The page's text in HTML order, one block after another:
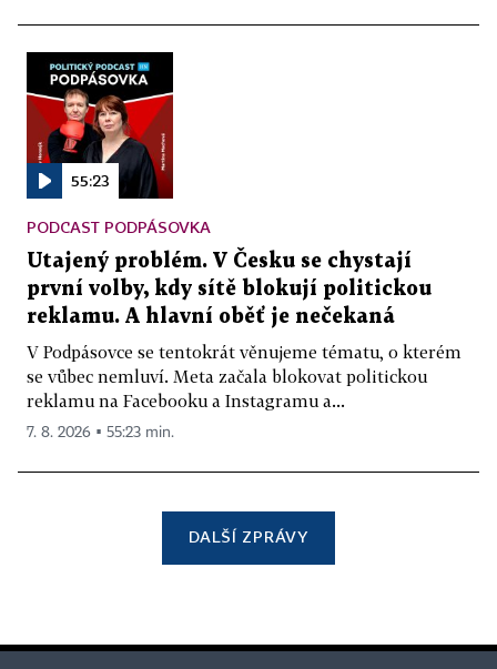
55:23
PODCAST PODPÁSOVKA
Utajený problém. V Česku se chystají
první volby, kdy sítě blokují politickou
reklamu. A hlavní oběť je nečekaná
V Podpásovce se tentokrát věnujeme tématu, o kterém
se vůbec nemluví. Meta začala blokovat politickou
reklamu na Facebooku a Instagramu a...
7. 8. 2026 ▪ 55:23 min.
DALŠÍ ZPRÁVY